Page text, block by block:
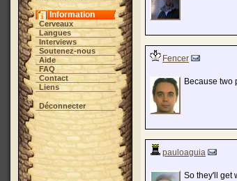
Information
Cerveaux
Langues
Interviews
Soutenez-nous
Aide
FAQ
Contact
Liens
Déconnecter
Fencer
Because two
pauloaguia
So they'll get